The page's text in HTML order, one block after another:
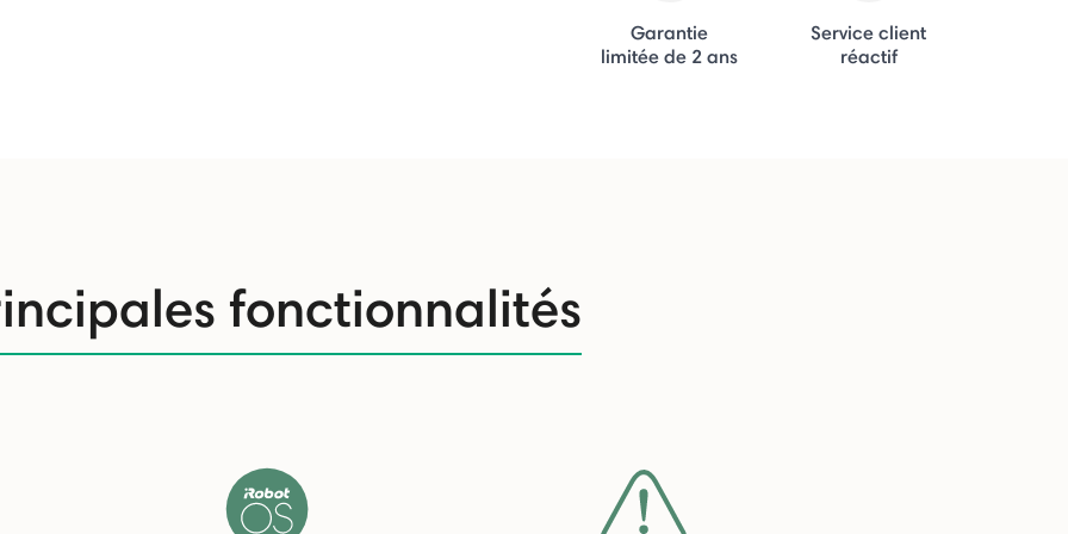
Garantie
limitée de 2 ans
Service client
réactif
fonctionnalités